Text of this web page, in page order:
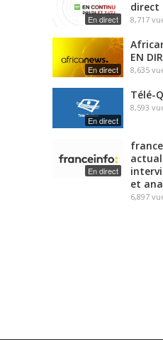
En direct
direct
8,717
En direct
EN
8,635
En direct
Télé-
8,593
En direct
et
6,897